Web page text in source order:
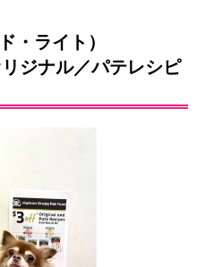
・ライト）
ジナル／パテレシピ